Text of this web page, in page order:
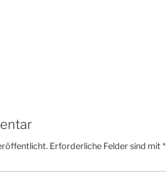
Erforderliche Felder sind mit*